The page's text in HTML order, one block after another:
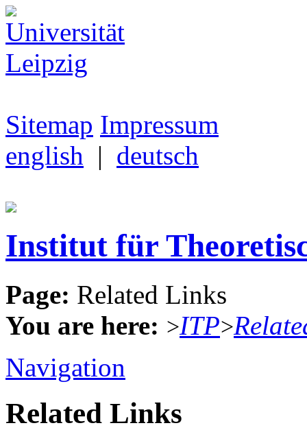
Sitemap Impressum
english | deutsch
Institut für
Page: Related Links
You are here: >ITP>
Navigation
Related Links